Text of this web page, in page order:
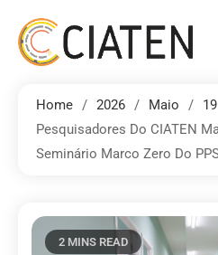
Home 2026 Maio
19
Pesquisadores Do CIATEN
Seminário Marco Zero Do
2 MINS READ